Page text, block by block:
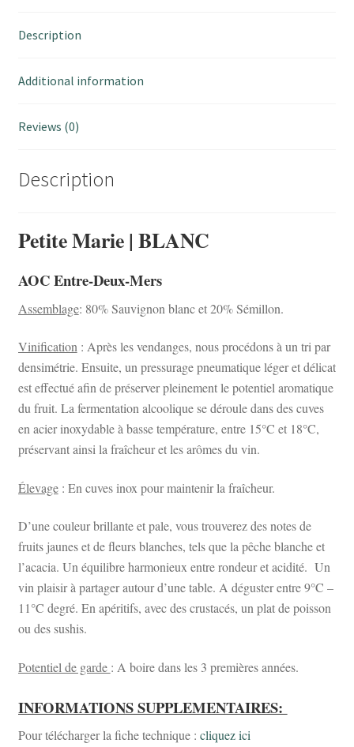
Description
Additional information
Reviews (0)
Description
Petite Marie | BLANC
AOC Entre-Deux-Mers
Assemblage: 80% Sauvignon blanc et 20% Sémillon.
Vinification : Après les vendanges, nous procédons à un tri par
densimétrie. Ensuite, un pressurage pneumatique léger et délicat
est effectué afin de préserver pleinement le potentiel aromatique
du fruit. La fermentation alcoolique se déroule dans des cuves
en acier inoxydable à basse température, entre 15°C et 18°C,
préservant ainsi la fraîcheur et les arômes du vin.
Élevage: En cuves inox pour maintenir la fraîcheur.
D’une couleur brillante et pale, vous trouverez des notes de
fruits jaunes et de fleurs blanches, tels que la pêche blanche et
l’acacia. Un équilibre harmonieux entre rondeur et acidité. Un
vin plaisir à partager autour d’une table. A déguster entre 9°C –
11°C degré. En apéritifs, avec des crustacés, un plat de poisson
ou des sushis.
Potentiel de garde : A boire dans les 3 premières années.
INFORMATIONS SUPPLEMENTAIRES:
Pour télécharger la fiche technique : cliquez ici